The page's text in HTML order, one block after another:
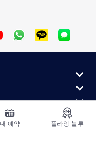
내 예약 플라잉 블루